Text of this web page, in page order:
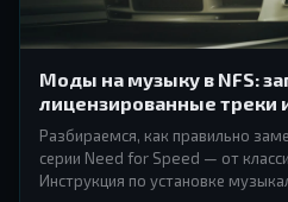
Моды на музыку в NFS:
лицензированные треки
атмосферу
Разбираемся, как правильно
серии Need for Speed — от
Инструкция по установке